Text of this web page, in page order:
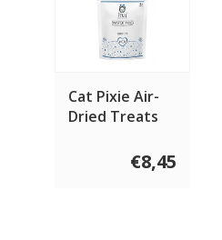
Cat Pixie Air-
Dried Treats
€8,45